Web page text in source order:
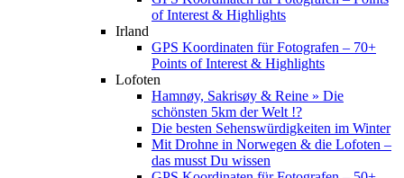
of Interest & Highlights
Irland
GPS Koordinaten für Fotografen – 70+
Points of Interest & Highlights
Lofoten
Hamnøy, Sakrisøy & Reine » Die
schönsten 5km der Welt !?
Die besten Sehenswürdigkeiten im Winter
Mit Drohne in Norwegen & die Lofoten –
das musst Du wissen